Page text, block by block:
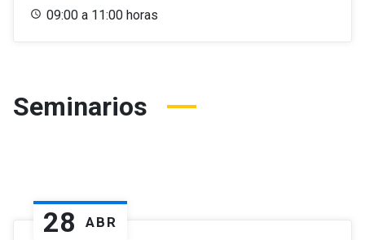
09:00 a 11:00 horas
Seminarios
28 ABR